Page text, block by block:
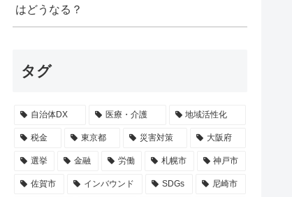
はどうなる？
タグ
自治体DX 医療・介護 地域活性化
税金 東京都 災害対策 大阪府
選挙 金融 労働 札幌市 神戸市
佐賀市 インバウンド SDGs 尼崎市